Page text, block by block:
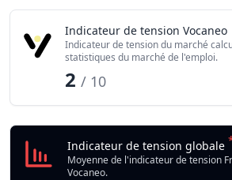
Indicateur de tension Vocaneo
Indicateur de tension du marché
statistiques du marché de l'emploi.
2 / 10
Indicateur de tension globale
Moyenne de l'indicateur de tension
Vocaneo.